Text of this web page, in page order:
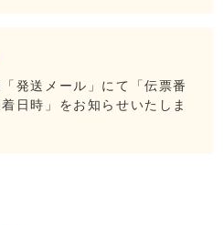
発送メール」にて「伝票番
日時」をお知らせいたしま